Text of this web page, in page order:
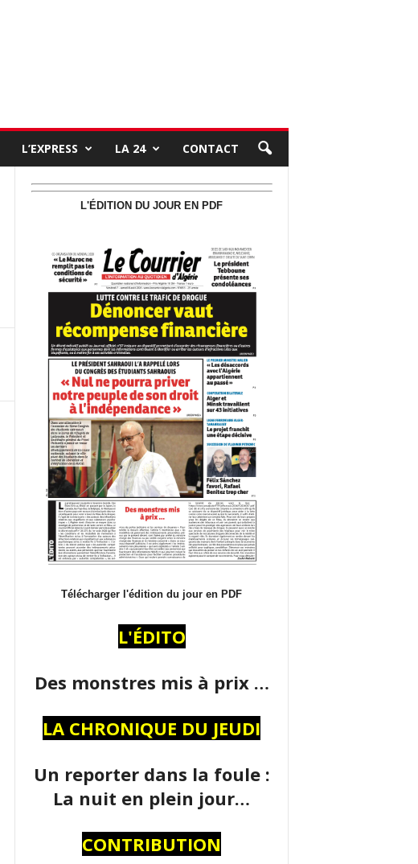
L’EXPRESS LA 24 CONTACT
L'ÉDITION DU JOUR EN PDF
Télécharger l'édition du jour en PDF
L'ÉDITO
Des monstres mis à prix …
LA CHRONIQUE DU JEUDI
Un reporter dans la foule :
La nuit en plein jour…
CONTRIBUTION